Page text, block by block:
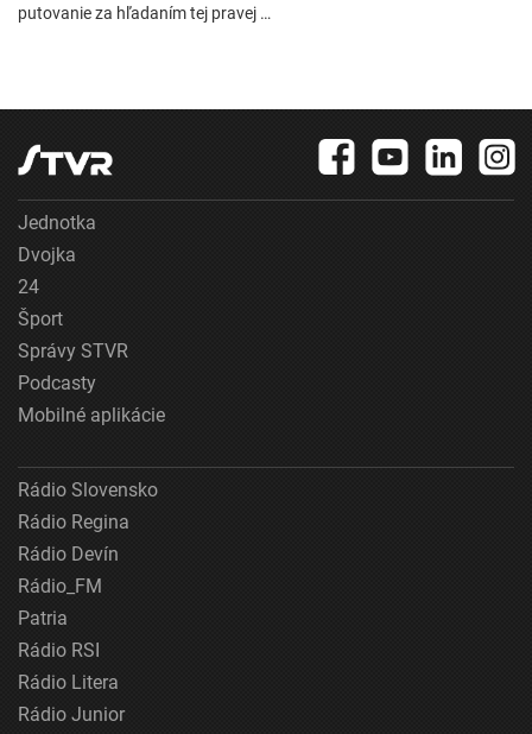
putovanie za hľadaním tej pravej …
Jednotka
Dvojka
24
Šport
Správy STVR
Podcasty
Mobilné aplikácie
Rádio Slovensko
Rádio Regina
Rádio Devín
Rádio_FM
Patria
Rádio RSI
Rádio Litera
Rádio Junior